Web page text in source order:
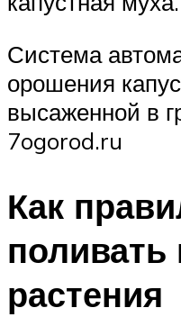
Система
орошения
высаженной в
7ogorod.ru
Как
растения